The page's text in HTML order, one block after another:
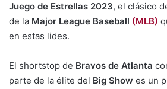
Juego de Estrellas 2023, el clásico
de la Major League Baseball (MLB)
en estas lides.
El shortstop de Bravos de Atlanta
parte de la élite del Big Show es un